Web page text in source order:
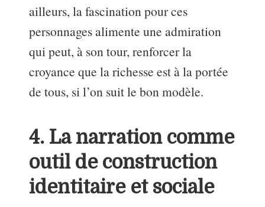
ailleurs, la fascination pour ces
personnages alimente une admiration
qui peut, à son tour, renforcer la
croyance que la richesse est à la portée
de tous, si l’on suit le bon modèle.
4. La narration comme
outil de construction
identitaire et sociale